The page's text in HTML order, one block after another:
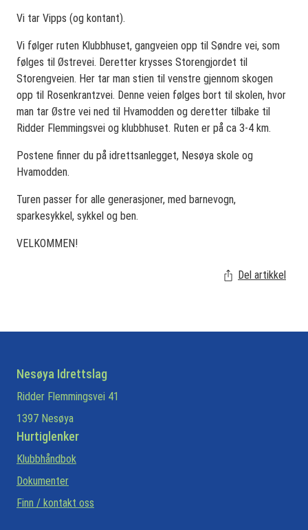
Vi tar Vipps (og kontant).
Vi følger ruten Klubbhuset, gangveien opp til Søndre vei, som
følges til Østrevei. Deretter krysses Storengjordet til
Storengveien. Her tar man stien til venstre gjennom skogen
opp til Rosenkrantzvei. Denne veien følges bort til skolen, hvor
man tar Østre vei ned til Hvamodden og deretter tilbake til
Ridder Flemmingsvei og klubbhuset. Ruten er på ca 3-4 km.
Postene finner du på idrettsanlegget, Nesøya skole og
Hvamodden.
Turen passer for alle generasjoner, med barnevogn,
sparkesykkel, sykkel og ben.
VELKOMMEN!
Del artikkel
Nesøya Idrettslag
Ridder Flemmingsvei 41
1397 Nesøya
Hurtiglenker
Klubbhåndbok
Dokumenter
Finn / kontakt oss